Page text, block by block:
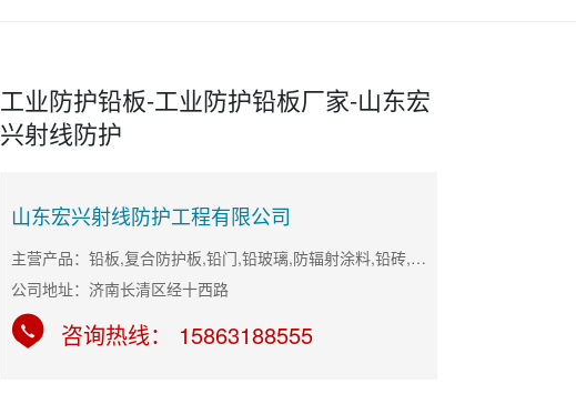
工业防护铅板-工业防护铅板厂家-山东宏
兴射线防护
山东宏兴射线防护工程有限公司
主营产品：铅板,复合防护板,铅门,铅玻璃,防辐射涂料,铅砖,防辐射门
公司地址：济南长清区经十西路
咨询热线： 15863188555